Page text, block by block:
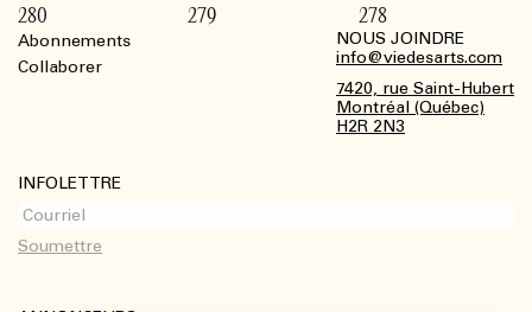
Abonnements
Collaborer
NOUS JOINDRE
info@viedesarts.com
7420, rue Saint-Hubert
Montréal (Québec)
H2R 2N3
INFOLETTRE
280 279 278